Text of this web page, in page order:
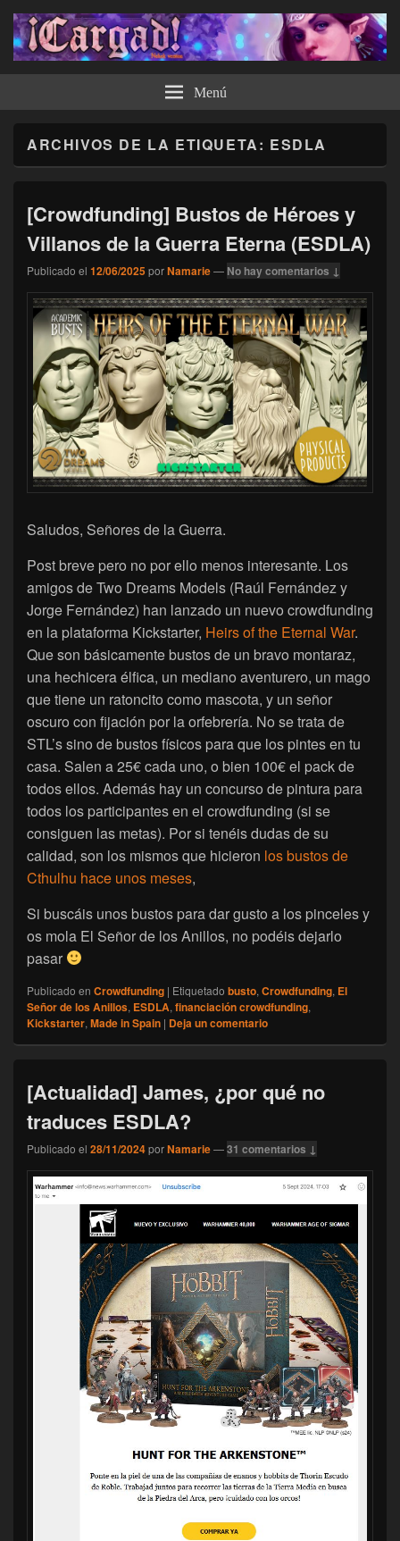
¡Cargad! Menú
ARCHIVOS DE LA ETIQUETA: ESDLA
[Crowdfunding] Bustos de Héroes y
Villanos de la Guerra Eterna (ESDLA)
Publicado el 12/06/2025porNamarie— No hay comentarios ↓
Saludos, Señores de la Guerra.
Post breve pero no por ello menos interesante. Los
amigos de Two Dreams Models (Raúl Fernández y
Jorge Fernández) han lanzado un nuevo crowdfunding
en la plataforma Kickstarter, Heirs of the Eternal War.
Que son básicamente bustos de un bravo montaraz,
una hechicera élfica, un mediano aventurero, un mago
que tiene un ratoncito como mascota, y un señor
oscuro con fijación por la orfebrería. No se trata de
STL’s sino de bustos físicos para que los pintes en tu
casa. Salen a 25€ cada uno, o bien 100€ el pack de
todos ellos. Además hay un concurso de pintura para
todos los participantes en el crowdfunding (si se
consiguen las metas). Por si tenéis dudas de su
calidad, son los mismos que hicieron los bustos de
Cthulhu hace unos meses,
Si buscáis unos bustos para dar gusto a los pinceles y
os mola El Señor de los Anillos, no podéis dejarlo
pasar
Publicado en Crowdfunding | Etiquetado busto, Crowdfunding, El
Señor de los Anillos, ESDLA, financiación crowdfunding,
Kickstarter, Made in Spain | Deja un comentario
[Actualidad] James, ¿por qué no
traduces ESDLA?
Publicado el 28/11/2024porNamarie—31 comentarios ↓